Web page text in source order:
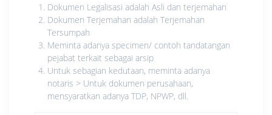
Dokumen Legalisasi adalah Asli dan terjemahan
Dokumen Terjemahan adalah Terjemahan
Tersumpah
Meminta adanya specimen/ contoh tandatangan
pejabat terkait sebagai arsip
Untuk sebagian kedutaan, meminta adanya
notaris > Untuk dokumen perusahaan,
mensyaratkan adanya TDP, NPWP, dll.